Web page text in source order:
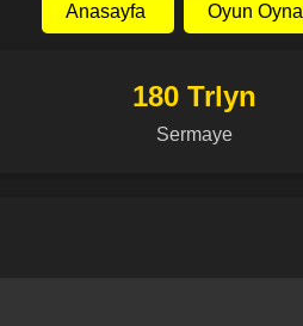
Anasayfa Oyun Oyna
180 Trlyn
Sermaye